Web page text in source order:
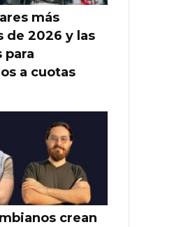
más
de 2026 y las
para
a cuotas
crean